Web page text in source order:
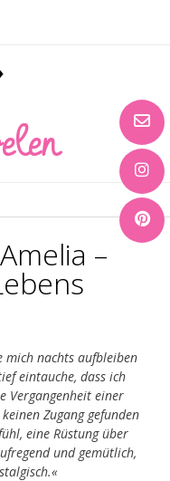
–
mich nachts aufbleiben
eintauche, dass ich
Vergangenheit einer
Zugang gefunden
eine Rüstung über
und gemütlich,